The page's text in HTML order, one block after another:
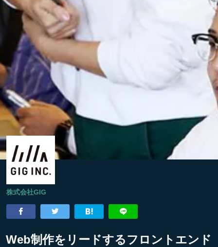
株式会社GIG
Web制作をリードするフロントエンド